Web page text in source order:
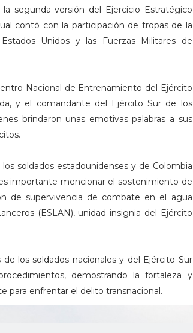
segunda versión del Ejercicio Estratégico
contó con la participación de tropas de la
Unidos y las Fuerzas Militares de
Nacional de Entrenamiento del Ejército
y el comandante del Ejército Sur de los
brindaron unas emotivas palabras a sus
soldados estadounidenses y de Colombia
importante mencionar el sostenimiento de
de supervivencia de combate en el agua
(ESLAN), unidad insignia del Ejército
los soldados nacionales y del Ejército Sur
demostrando la fortaleza y
para enfrentar el delito transnacional.